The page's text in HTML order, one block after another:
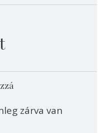
zárva van